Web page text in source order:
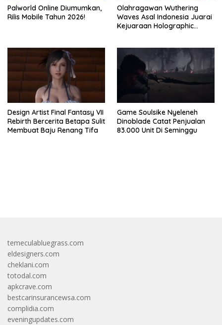
Palworld Online Diumumkan,
Rilis Mobile Tahun 2026!
Olahragawan Wuthering
Waves Asal Indonesia Juarai
Kejuaraan Holographic
Design Artist Final Fantasy VII
Rebirth Bercerita Betapa Sulit
Membuat Baju Renang Tifa
Game Soulsike Nyeleneh
Dinoblade Catat Penjualan
83.000 Unit Di Seminggu
temeculabluegrass.com
eldesigners.com
cheklani.com
totodal.com
apkcrave.com
bestcarinsurancewsa.com
complidia.com
eveningupdates.com